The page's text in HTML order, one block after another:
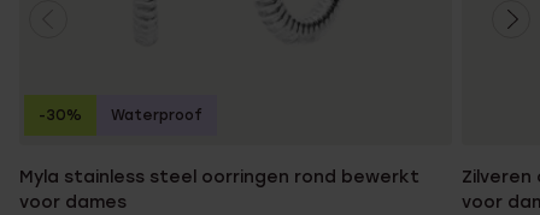
Myla stainless steel oorringen rond bewerkt
voor dames
-30% Waterproof
Zilveren
voor